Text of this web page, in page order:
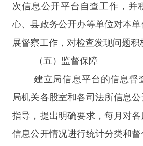
次信息公开平台自查工作，并
心、县政务公开办等单位对本
展督察工作，对检查发现问题积
（五）监督保障
建立局信息平台的信息督
局机关各股室和各司法所信息
指导，提出明确要求，每月对
信息公开情况进行统计分类和